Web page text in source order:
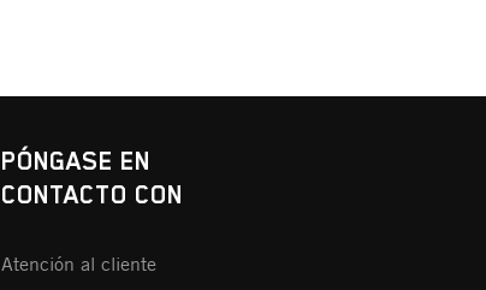
PÓNGASE EN
CONTACTO CON
Atención al cliente